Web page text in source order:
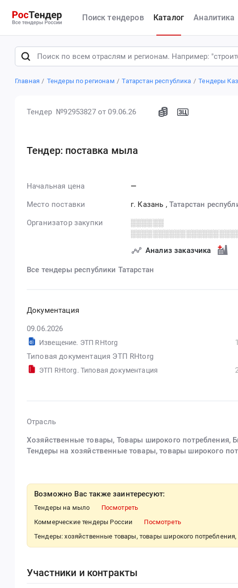
Поиск тендеров Каталог Аналитика
Главная Тендеры по регионам Татарстан республика Тендеры
Тендер №92953827от 09.06.26
Тендер: поставка мыла
Начальная цена —
Место поставки г. Казань , Татарстан
Организатор закупки
░░░░░░
Анализ заказчика
Все тендеры республики Татарстан
Документация
09.06.2026
Извещение. ЭТП RHtorg
Типовая документация ЭТП RHtorg
ЭТП RHtorg. Типовая документация
Отрасль
Хозяйственные товары, Товары широкого потребления,
Тендеры на хозяйственные товары, товары широкого
Возможно Вас также заинтересуют:
Тендеры на мыло
Посмотреть
Коммерческие тендеры России
Посмотреть
Тендеры: хозяйственные товары, товары широкого
Участники и контракты